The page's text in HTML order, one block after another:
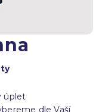
úplet
dle Vaší